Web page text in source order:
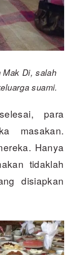
Mak Di, salah
suami.
para
masakan.
Hanya
tidaklah
disiapkan